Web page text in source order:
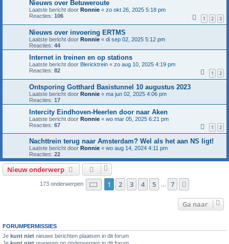
Nieuws over Betuweroute
Laatste bericht door Ronnie « zo okt 26, 2025 5:18 pm
Reacties: 106 1 2 3
Nieuws over invoering ERTMS
Laatste bericht door Ronnie « di sep 02, 2025 5:12 pm
Reacties: 44
Internet in treinen en op stations
Laatste bericht door Blericktrein « zo aug 10, 2025 4:19 pm
Reacties: 82 1 2
Ontsporing Gotthard Basistunnel 10 augustus 2023
Laatste bericht door Ronnie « ma jun 02, 2025 4:06 pm
Reacties: 17
Intercity Eindhoven-Heerlen door naar Aken
Laatste bericht door Ronnie « wo mar 05, 2025 6:21 pm
Reacties: 67 1 2
Nachttrein terug naar Amsterdam? Wel als het aan NS ligt!
Laatste bericht door Ronnie « wo aug 14, 2024 4:11 pm
Reacties: 22
Nieuw onderwerp
173 onderwerpen Pagina van 7
1 2 3 4 5 7
Ga naar
FORUMPERMISSIES
Je kunt niet nieuwe berichten plaatsen in dit forum